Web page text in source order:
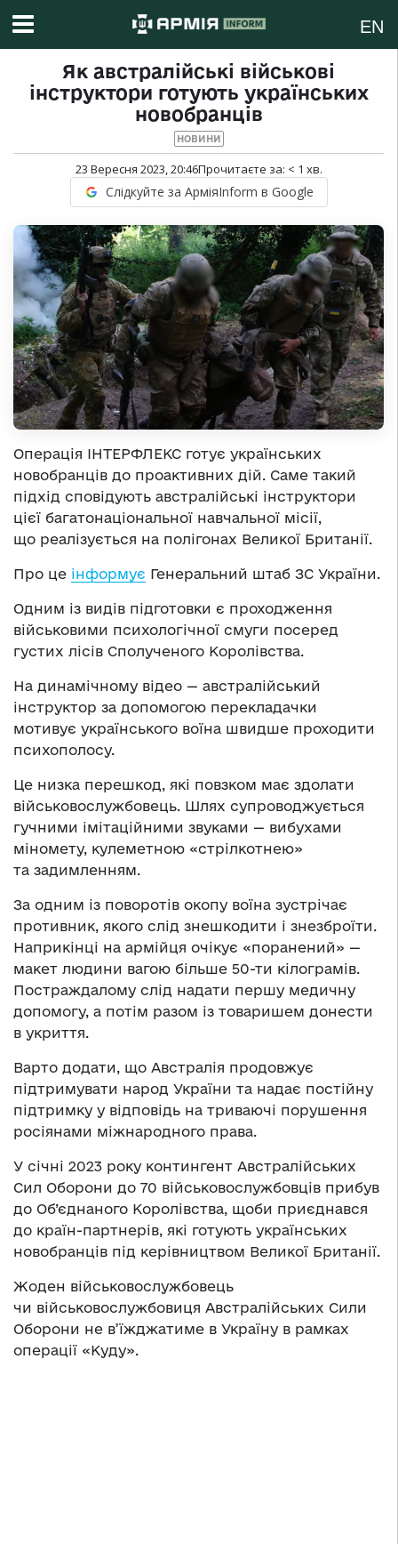
EN
Як австралійські військові
інструктори готують українських
новобранців
НОВИНИ
23 Вересня 2023, 20:46Прочитаєте за: < 1 хв.
Слідкуйте за АрміяInform в Google
Операція ІНТЕРФЛЕКС готує українських
новобранців до проактивних дій. Саме такий
підхід сповідують австралійські інструктори
цієї багатонаціональної навчальної місії,
що реалізується на полігонах Великої Британії.
Про це інформує Генеральний штаб ЗС України.
Одним із видів підготовки є проходження
військовими психологічної смуги посеред
густих лісів Сполученого Королівства.
На динамічному відео — австралійський
інструктор за допомогою перекладачки
мотивує українського воїна швидше проходити
психополосу.
Це низка перешкод, які повзком має здолати
військовослужбовець. Шлях супроводжується
гучними імітаційними звуками — вибухами
міномету, кулеметною «стрілкотнею»
та задимленням.
За одним із поворотів окопу воїна зустрічає
противник, якого слід знешкодити і знезброїти.
Наприкінці на армійця очікує «поранений» —
макет людини вагою більше 50-ти кілограмів.
Постраждалому слід надати першу медичну
допомогу, а потім разом із товаришем донести
в укриття.
Варто додати, що Австралія продовжує
підтримувати народ України та надає постійну
підтримку у відповідь на триваючі порушення
росіянами міжнародного права.
У січні 2023 року контингент Австралійських
Сил Оборони до 70 військовослужбовців прибув
до Об’єднаного Королівства, щоби приєднався
до країн-партнерів, які готують українських
новобранців під керівництвом Великої Британії.
Жоден військовослужбовець
чи військовослужбовиця Австралійських Сили
Оборони не в’їжджатиме в Україну в рамках
операції «Куду».